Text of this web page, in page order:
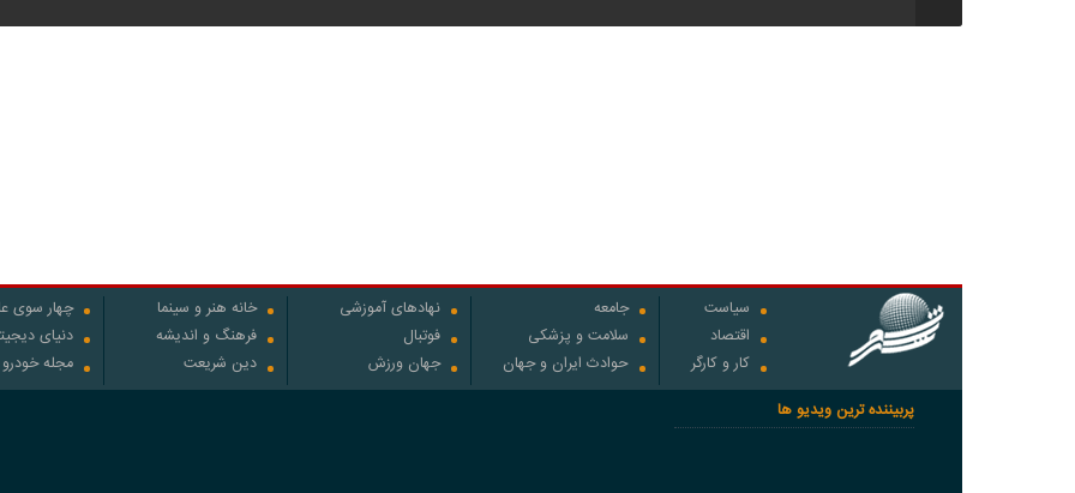
سال نامزدی انتخاباتی داشت، باشگاه را
سیاست
اقتصاد
کار و کارگر
جامعه
سلامت و پزشکی
حوادث ایران و جهان
نهادهای آموزشی
فوتبال
جهان ورزش
خانه هنر و سینما
فرهنگ و اندیشه
دین شریعت
چهار سوی
دنیای
مجله خودرو
پربیننده ترین ویدیو ها